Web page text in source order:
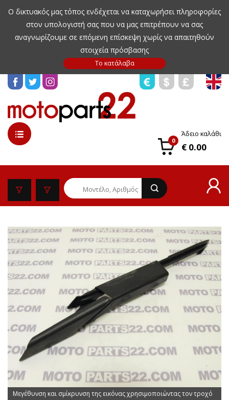
Ο δικτυακός μας τόπος ενδέχεται να καταχωρήσει πληροφορίες
στον υπολογιστή σας που να μας επιτρέπουν να σας
αναγνωρίζουμε σε επόμενη επίσκεψη χωρίς να απαιτηθούν
στοιχεία πρόσβασης
0
Άδειο καλάθι
€ 0.00
Μεγέθυνση και σμίκρυνση της εικόνας χρησιμοποιώντας τον τροχό